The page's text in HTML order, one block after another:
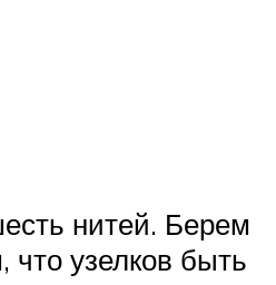
нитей. Берем
узелков быть